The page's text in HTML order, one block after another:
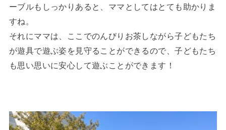
ーブルもしっかりあると、ママとしてはとても助かりま
すね。
それにママは、ここでのんびりお茶しながら子どもたち
が遊具で遊ぶ姿を見守ることができるので、子どもたち
も思い思いに安心して遊ぶことができます！